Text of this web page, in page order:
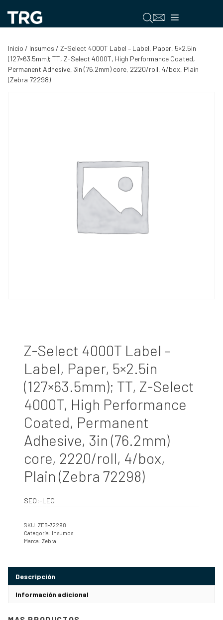
contenido
Menú
Inicio / Insumos / Z-Select 4000T Label – Label, Paper, 5×2.5in
(127×63.5mm); TT, Z-Select 4000T, High Performance Coated,
Permanent Adhesive, 3in (76.2mm) core, 2220/roll, 4/box, Plain
(Zebra 72298)
Z-Select 4000T Label –
Label, Paper, 5×2.5in
(127×63.5mm); TT, Z-Select
4000T, High Performance
Coated, Permanent
Adhesive, 3in (76.2mm)
core, 2220/roll, 4/box,
Plain (Zebra 72298)
SEO:-LEG:
SKU: ZEB-72298
Categoría: Insumos
Marca: Zebra
Descripción
Información adicional